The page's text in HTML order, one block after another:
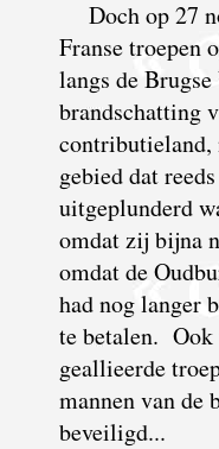
Doch op 27
Franse troepen
langs de
brandschatting
contributieland,
gebied dat
uitgeplunderd
omdat zij bijna
omdat de
had nog langer
te betalen. Ook
geallieerde
mannen van de
beveiligd...